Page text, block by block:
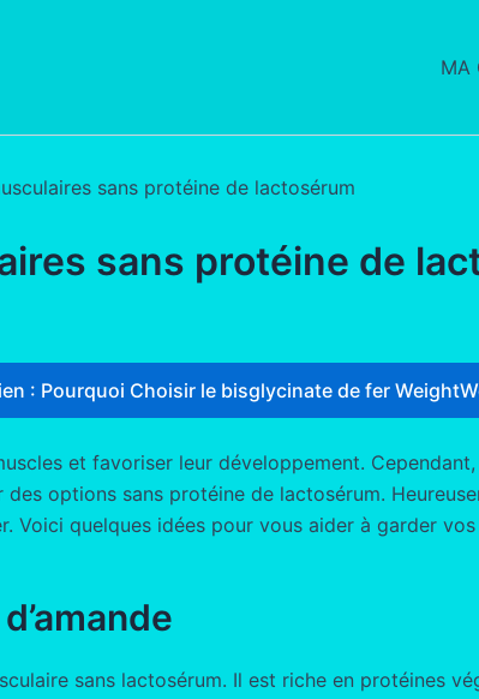
MA
sans protéine de lactosérum
sans protéine de
: Pourquoi Choisir le bisglycinate de fer
et favoriser leur développement.
options sans protéine de lactosérum.
Voici quelques idées pour vous aider à garder
sans lactosérum. Il est riche en protéines